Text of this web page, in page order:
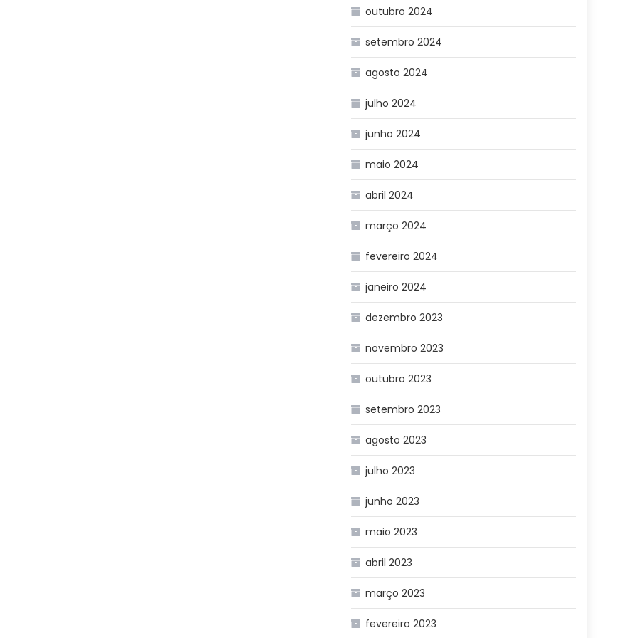
outubro 2024
setembro 2024
agosto 2024
julho 2024
junho 2024
maio 2024
abril 2024
março 2024
fevereiro 2024
janeiro 2024
dezembro 2023
novembro 2023
outubro 2023
setembro 2023
agosto 2023
julho 2023
junho 2023
maio 2023
abril 2023
março 2023
fevereiro 2023